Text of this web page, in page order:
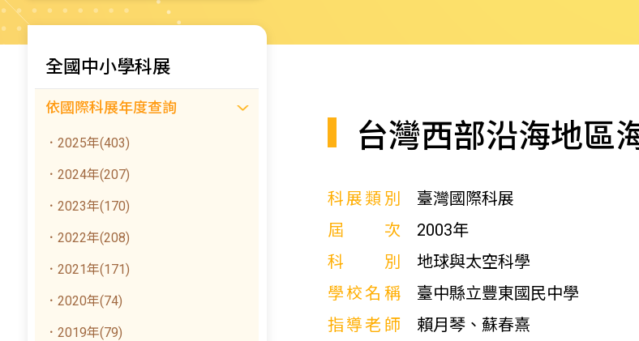
全國中小學科展
依國際科展年度查詢
．2025年(403)
．2024年(207)
．2023年(170)
．2022年(208)
．2021年(171)
．2020年(74)
．2019年(79)
台灣西部沿海地區
科展類別
臺灣國際科展
屆次
2003年
科別
地球與太空科學
學校名稱
臺中縣立豐東國民中學
指導老師
賴月琴、蘇春熹